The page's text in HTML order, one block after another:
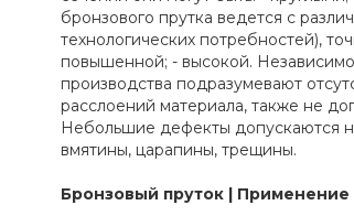
бронзового прутка ведется с
технологических потребностей),
повышенной; - высокой. Независимо
производства подразумевают
расслоений материала, также не
Небольшие дефекты допускаются
вмятины, царапины, трещины.
Бронзовый пруток | Применение